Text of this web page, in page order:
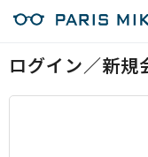
ログイン／新規